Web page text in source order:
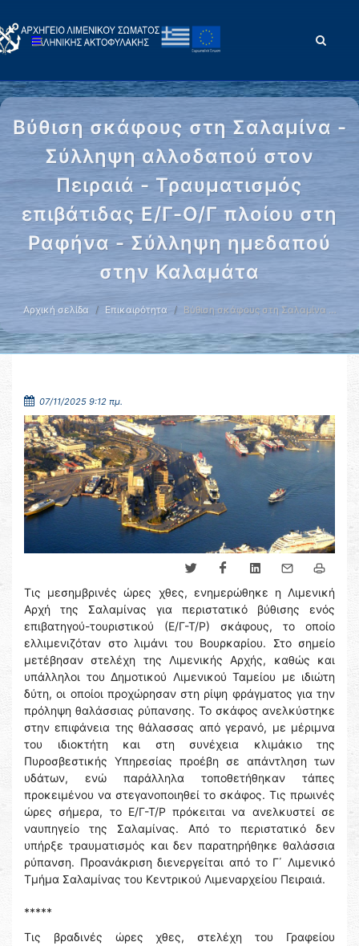
Βύθιση σκάφους στη Σαλαμίνα -
Σύλληψη αλλοδαπού στον
Πειραιά - Τραυματισμός
επιβάτιδας Ε/Γ-Ο/Γ πλοίου στη
Ραφήνα - Σύλληψη ημεδαπού
στην Καλαμάτα
Αρχική σελίδα Επικαιρότητα Βύθιση σκάφους στη Σαλαμίνα …
07/11/2025 9:12 πμ.
Τις μεσημβρινές ώρες χθες, ενημερώθηκε η Λιμενική
Αρχή της Σαλαμίνας για περιστατικό βύθισης ενός
επιβατηγού-τουριστικού (Ε/Γ-Τ/Ρ) σκάφους, το οποίο
ελλιμενιζόταν στο λιμάνι του Βουρκαρίου. Στο σημείο
μετέβησαν στελέχη της Λιμενικής Αρχής, καθώς και
υπάλληλοι του Δημοτικού Λιμενικού Ταμείου με ιδιώτη
δύτη, οι οποίοι προχώρησαν στη ρίψη φράγματος για την
πρόληψη θαλάσσιας ρύπανσης. Το σκάφος ανελκύστηκε
στην επιφάνεια της θάλασσας από γερανό, με μέριμνα
του ιδιοκτήτη και στη συνέχεια κλιμάκιο της
Πυροσβεστικής Υπηρεσίας προέβη σε απάντληση των
υδάτων, ενώ παράλληλα τοποθετήθηκαν τάπες
προκειμένου να στεγανοποιηθεί το σκάφος. Τις πρωινές
ώρες σήμερα, το Ε/Γ-Τ/Ρ πρόκειται να ανελκυστεί σε
ναυπηγείο της Σαλαμίνας. Από το περιστατικό δεν
υπήρξε τραυματισμός και δεν παρατηρήθηκε θαλάσσια
ρύπανση. Προανάκριση διενεργείται από το Γ΄ Λιμενικό
Τμήμα Σαλαμίνας του Κεντρικού Λιμεναρχείου Πειραιά.
*****
Τις βραδινές ώρες χθες, στελέχη του Γραφείου